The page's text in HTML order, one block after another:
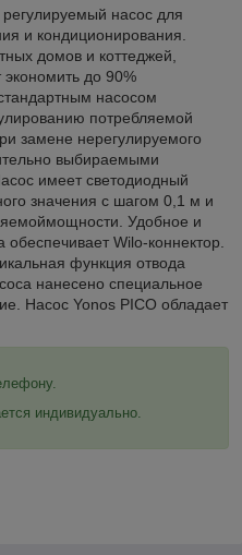
насос для
и кондиционирования.
домов и коттеджей,
до 90%
насосом
потребляемой
замене нерегулируемого
выбираемыми
имеет светодиодный
значения с шагом 0,1 м и
Удобное и
Wilo-коннектор.
функция отвода
нанесено специальное
Насос Yonos PICO обладает
индивидуально.